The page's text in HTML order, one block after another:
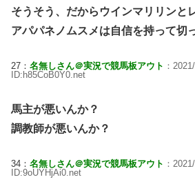
そうそう、だからウインマリリンと
アパパネノムスメは自信を持って切
27： 名無しさん＠実況で競馬板アウト ：
ID:h85CoB0Y0.net
馬主が悪いんか？
調教師が悪いんか？
34： 名無しさん＠実況で競馬板アウト ：
ID:9oUYHjAi0.net